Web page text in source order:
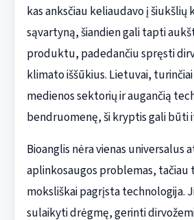
kas anksčiau keliaudavo į šiukšlių
sąvartyną, šiandien gali tapti
produktu, padedančiu spręsti
klimato iššūkius. Lietuvai,
medienos sektorių ir augančią
bendruomenę, ši kryptis gali būti
Bioanglis nėra vienas universalus
aplinkosaugos problemas, tačiau
moksliškai pagrįsta technologija.
sulaikyti drėgmę, gerinti